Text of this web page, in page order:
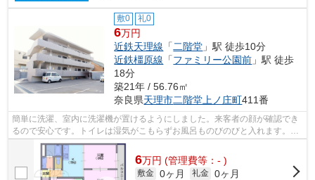
敷0 礼0
6万円
近鉄天理線 「二階堂 」駅 徒歩10分
近鉄橿原線 「ファミリー公園前 」駅 徒歩
18分
築21年 / 56.76㎡
奈良県天理市二階堂上ノ庄町411番
簡単に洗濯、室内に洗濯機が置けるようにしました。来客者の顔が確認でき
るので安心です。トイレは湿気がこもらずお風呂ものびのびと入れます。シ
ャワースペースも完備された、魅力満...
6万円 (管理費等：- )
敷金 0ヶ月 礼金 0ヶ月